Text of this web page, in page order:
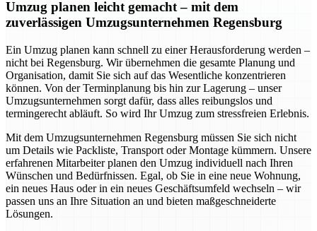
Umzug planen leicht gemacht – mit dem
zuverlässigen Umzugsunternehmen Regensburg
Ein Umzug planen kann schnell zu einer Herausforderung werden –
nicht bei Regensburg. Wir übernehmen die gesamte Planung und
Organisation, damit Sie sich auf das Wesentliche konzentrieren
können. Von der Terminplanung bis hin zur Lagerung – unser
Umzugsunternehmen sorgt dafür, dass alles reibungslos und
termingerecht abläuft. So wird Ihr Umzug zum stressfreien Erlebnis.
Mit dem Umzugsunternehmen Regensburg müssen Sie sich nicht
um Details wie Packliste, Transport oder Montage kümmern. Unsere
erfahrenen Mitarbeiter planen den Umzug individuell nach Ihren
Wünschen und Bedürfnissen. Egal, ob Sie in eine neue Wohnung,
ein neues Haus oder in ein neues Geschäftsumfeld wechseln – wir
passen uns an Ihre Situation an und bieten maßgeschneiderte
Lösungen.